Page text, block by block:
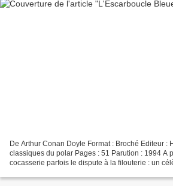
De Arthur Conan Doyle Format : Broché Editeur :
classiques du polar Pages : 51 Parution : 1994 A
cocasserie parfois le dispute à la filouterie : un